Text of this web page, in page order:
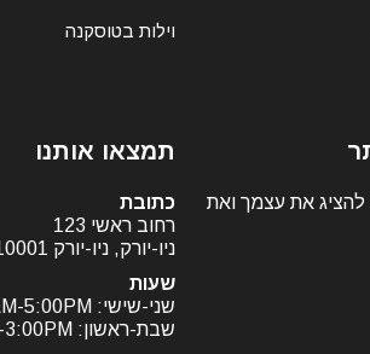
וילות בטוסקנה
להציג את עצמך ואת
תמצאו אותנו
כתובת
רחוב ראשי 123
ניו-יורק, ניו-יורק 10001
שעות
שני-שישי: 9:00AM-5:00PM
שבת-ראשון: 11:00AM-3:00PM